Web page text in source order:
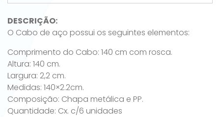
DESCRIÇÃO:
O Cabo de aço possui os seguintes elementos:
Comprimento do Cabo: 140 cm com rosca.
Altura: 140 cm.
Largura: 2,2 cm.
Medidas: 140×2.2cm.
Composição: Chapa metálica e PP.
Quantidade: Cx. c/6 unidades